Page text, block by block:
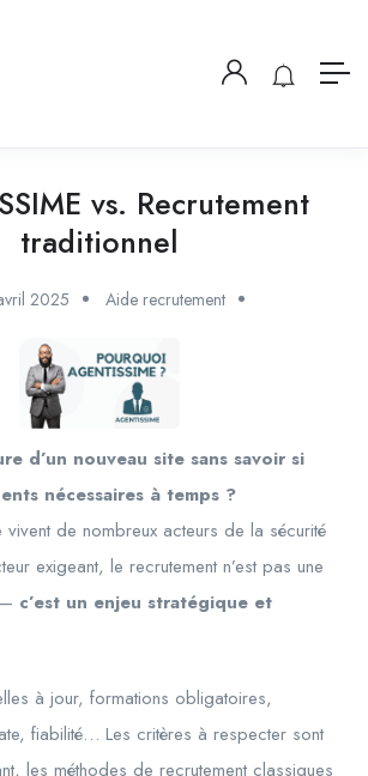
vs. Recrutement
traditionnel
2025 Aide recrutement
d’un nouveau site sans savoir si
nécessaires à temps ?
vivent de nombreux acteurs de la sécurité
exigeant, le recrutement n’est pas une
c’est un enjeu stratégique et
à jour, formations obligatoires,
fiabilité… Les critères à respecter sont
les méthodes de recrutement classiques